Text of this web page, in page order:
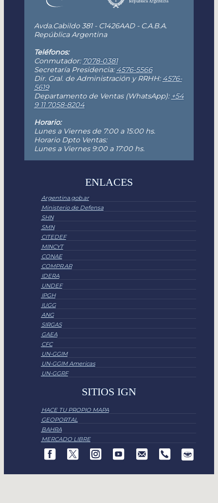
Avda.Cabildo 381 - C1426AAD - C.A.B.A.
República Argentina
Teléfonos:
Conmutador: 7078-0381
Secretaría Presidencia: 4576-5566
Dir. Gral. de Administración y RRHH: 4576-
5619
Departamento de Ventas (WhatsApp): +54
9 11 7058-8204
Horario:
Lunes a Viernes de 7:00 a 15:00 hs.
Horario Dpto Ventas:
Lunes a Viernes 9:00 a 17:00 hs.
ENLACES
Argentina.gob.ar
Ministerio de Defensa
SHN
SMN
CITEDEF
MINCYT
CONAE
COMPR.AR
IDERA
UNDEF
IPGH
IUGG
ANG
SIRGAS
GAEA
CFC
UN-GGIM
UN-GGIM Americas
UN-GGRF
SITIOS IGN
HACE TU PROPIO MAPA
GEOPORTAL
BAHRA
MERCADO LIBRE